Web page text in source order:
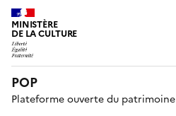
MINISTÈRE
DE LA CULTURE
POP
Plateforme ouverte du patrimoine